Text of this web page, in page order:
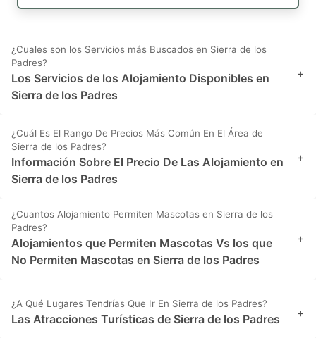
¿Cuales son los Servicios más Buscados en Sierra de los
Padres?
Los Servicios de los Alojamiento Disponibles en
Sierra de los Padres
+
¿Cuál Es El Rango De Precios Más Común En El Área de
Sierra de los Padres?
Información Sobre El Precio De Las Alojamiento en
Sierra de los Padres
+
¿Cuantos Alojamiento Permiten Mascotas en Sierra de los
Padres?
Alojamientos que Permiten Mascotas Vs los que
No Permiten Mascotas en Sierra de los Padres
+
¿A Qué Lugares Tendrías Que Ir En Sierra de los Padres?
Las Atracciones Turísticas de Sierra de los Padres +